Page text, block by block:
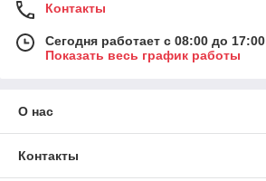
Контакты
Сегодня работает с 08:00 до 17:00
Показать весь график работы
О нас
Контакты